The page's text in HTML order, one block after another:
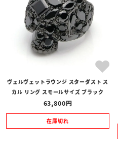
カテゴリ
ブランド
価格
ヴェルヴェットラウンジ スターダスト ス
カル リング スモールサイズ ブラック
63,800
在庫切れ